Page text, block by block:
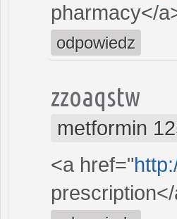
pharmacy</
odpowiedz
zzoaqstw
metformin
<a href="